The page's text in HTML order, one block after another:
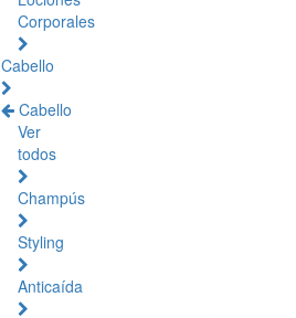
Corporales
Cabello
Cabello
Ver
todos
Champús
Styling
Anticaída